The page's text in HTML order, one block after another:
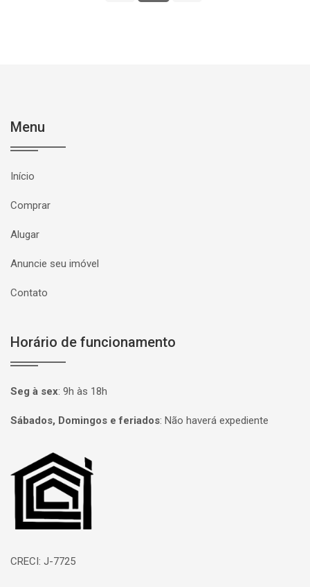
Menu
Início
Comprar
Alugar
Anuncie seu imóvel
Contato
Horário de funcionamento
Seg à sex: 9h às 18h
Sábados, Domingos e feriados: Não haverá expediente
Página inicial
CRECI: J-7725